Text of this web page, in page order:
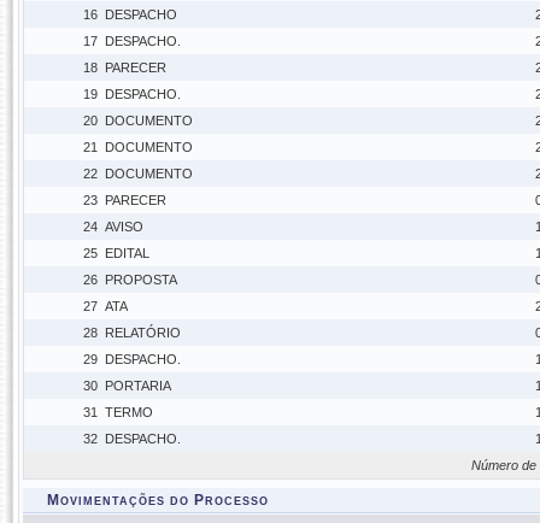
16 DESPACHO
17 DESPACHO.
18 PARECER
19 DESPACHO.
20 DOCUMENTO
21
DOCUMENTO
22 DOCUMENTO
23 PARECER
24 AVISO
25 EDITAL
26 PROPOSTA
27 ATA
28 RELATÓRIO
29 DESPACHO.
30 PORTARIA
31
TERMO
32 DESPACHO.
Número
Movimentações do Processo